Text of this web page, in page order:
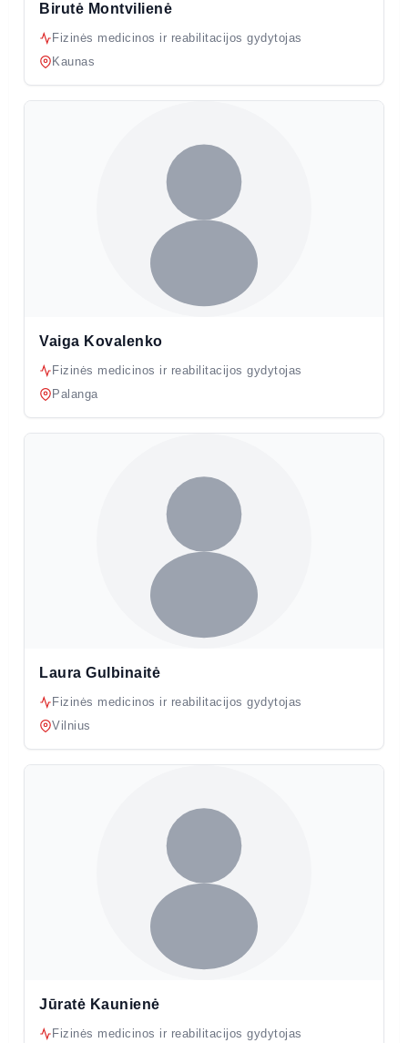
Birutė Montvilienė
Fizinės medicinos ir reabilitacijos gydytojas
Kaunas
Vaiga Kovalenko
Fizinės medicinos ir reabilitacijos gydytojas
Palanga
Laura Gulbinaitė
Fizinės medicinos ir reabilitacijos gydytojas
Vilnius
Jūratė Kaunienė
Fizinės medicinos ir reabilitacijos gydytojas